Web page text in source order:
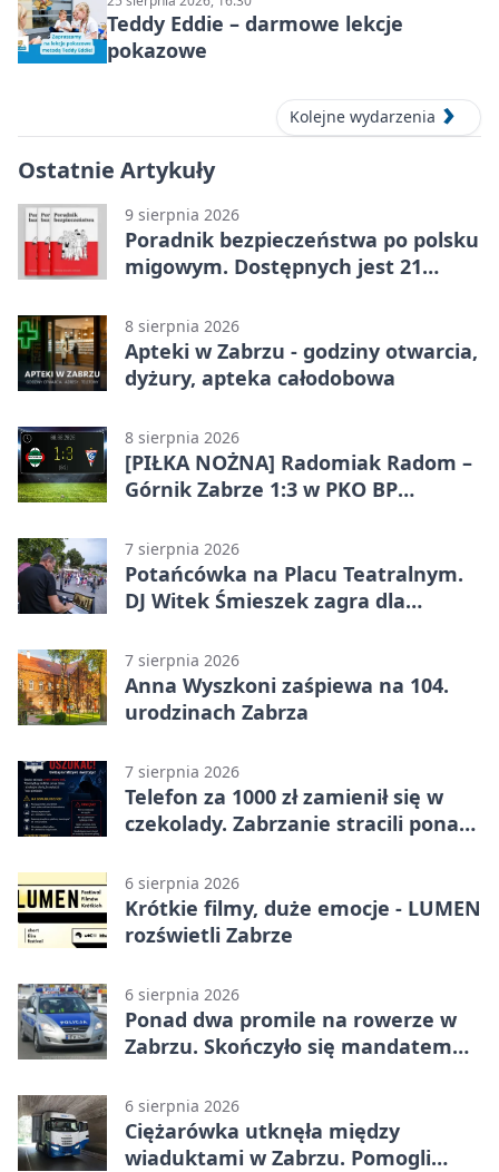
Teddy Eddie – darmowe lekcje
pokazowe
Kolejne wydarzenia
Ostatnie Artykuły
9 sierpnia 2026
Poradnik bezpieczeństwa po polsku
migowym. Dostępnych jest 21
8 sierpnia 2026
Apteki w Zabrzu - godziny otwarcia,
dyżury, apteka całodobowa
8 sierpnia 2026
[PIŁKA NOŻNA] Radomiak Radom –
Górnik Zabrze 1:3 w PKO BP
Federico dał zabrzanom zwycięstwo
7 sierpnia 2026
Potańcówka na Placu Teatralnym.
DJ Witek Śmieszek zagra dla
7 sierpnia 2026
Anna Wyszkoni zaśpiewa na 104.
urodzinach Zabrza
7 sierpnia 2026
Telefon za 1000 zł zamienił się w
czekolady. Zabrzanie stracili ponad
6 sierpnia 2026
Krótkie filmy, duże emocje - LUMEN
rozświetli Zabrze
6 sierpnia 2026
Ponad dwa promile na rowerze w
Zabrzu. Skończyło się mandatem
6 sierpnia 2026
Ciężarówka utknęła między
wiaduktami w Zabrzu. Pomogli